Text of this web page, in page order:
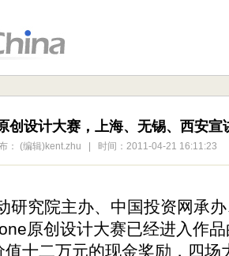
创设计大赛，上海、无锡、西安宣
： (编辑)kent.zhu | 时间：2011-04-21 16:11:23
研究院主办、中国投资网承
原创设计大赛已经进入作
值十二万元的现金奖励，四场